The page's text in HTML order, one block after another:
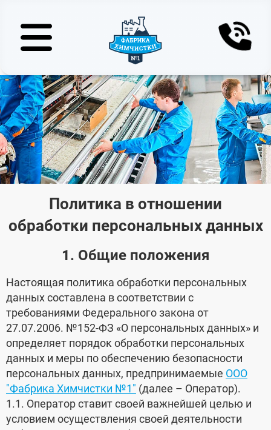
Политика в отношении
обработки персональных данных
1. Общие положения
Настоящая политика обработки персональных
данных составлена в соответствии с
требованиями Федерального закона от
27.07.2006. №152-ФЗ «О персональных данных» и
определяет порядок обработки персональных
данных и меры по обеспечению безопасности
персональных данных, предпринимаемые ООО
"Фабрика Химчистки №1" (далее – Оператор).
1.1. Оператор ставит своей важнейшей целью и
условием осуществления своей деятельности